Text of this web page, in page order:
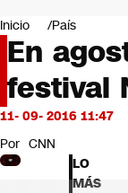
Negocios
Deportes
Programas
Cultura
Servicios
Bits
CNN Data
CNN tiempo
Futuro 360
Inicio País
En
festival
11- 09- 2016 11:47
Por CNN
LO
MÁS